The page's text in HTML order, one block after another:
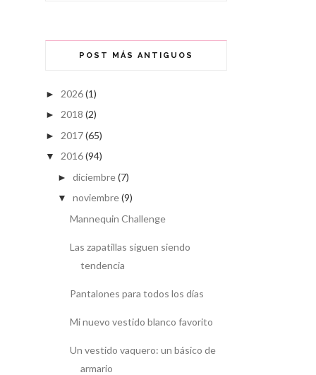
POST MÁS ANTIGUOS
► 2026(1)
► 2018 (2)
► 2017(65)
▼ 2016(94)
► diciembre(7)
▼ noviembre(9)
Mannequin Challenge
Las zapatillas siguen siendo
tendencia
Pantalones para todos los días
Mi nuevo vestido blanco favorito
Un vestido vaquero: un básico de
armario